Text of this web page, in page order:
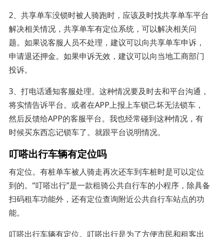
2、共享单车没锁时被人骑跑时，应该及时找共享单车平台
解决相关情况，共享单车有定位系统，可以解决相关问
题。如果说客服人员不处理，建议可以向共享单车申诉，
申请退还押金。如果申诉无效，建议可以向当地工商部门
投诉。
3、打电话通知客服处理。这种情况要及时去和平台沟通，
将实情告诉平台。或者在APP上报上车锁己坏无法锁车，
然后反馈给APP的客服平台。我也经常碰到这种情况，有
时候买东西忘记锁车了。就跟平台说明情况。
叮嗒出行车辆有定位吗
有定位。有桩单车被人骑走再次还车到车桩时是可以定位
到的。“叮嗒出行”是一款租骑公共自行车的小程序，除具备
扫码租车功能外，还有定位查询附近公共自行车站点的功
能。
叮嗒出行车辆有定位。叮嗒出行是为了方便市民和租客出